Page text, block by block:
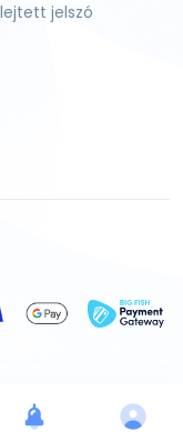
jelszó